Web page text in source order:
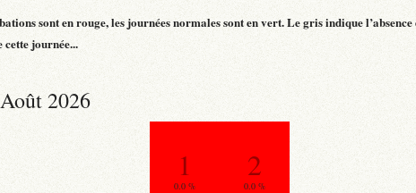
sont en rouge, les journées normales sont en vert. Le gris indique l’absence
journée...
Août 2026
1
0.0 %
2
0.0 %